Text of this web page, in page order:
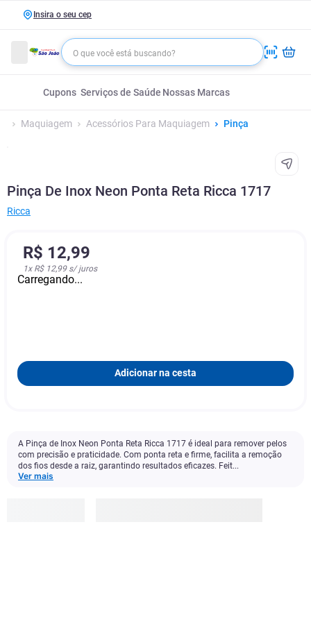
Insira o seu cep
Cupons Serviços de Saúde Nossas Marcas
Maquiagem Acessórios Para Maquiagem Pinça
Pinça De Inox Neon Ponta Reta Ricca 1717
Ricca
R$ 12,99
1x R$ 12,99s/ juros
Carregando...
Adicionar na cesta
A Pinça de Inox Neon Ponta Reta Ricca 1717 é ideal para remover pelos
com precisão e praticidade. Com ponta reta e firme, facilita a remoção
dos fios desde a raiz, garantindo resultados eficazes. Feit...
Ver mais